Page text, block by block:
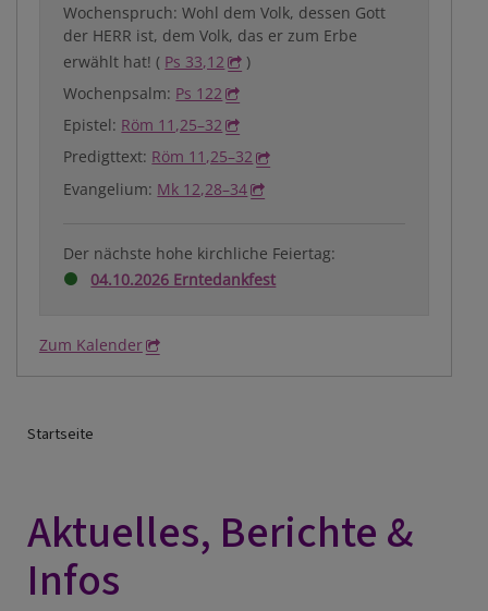
Wochenspruch: Wohl dem Volk, dessen Gott
der HERR ist, dem Volk, das er zum Erbe
erwählt hat! ( Ps 33,12
)
Wochenpsalm: Ps 122
Epistel: Röm 11,25–32
Predigttext: Röm 11,25–32
Evangelium: Mk 12,28–34
Der nächste hohe kirchliche Feiertag:
04.10.2026 Erntedankfest
Zum Kalender
Breadcrumb
Startseite
Aktuelles, Berichte &
Infos